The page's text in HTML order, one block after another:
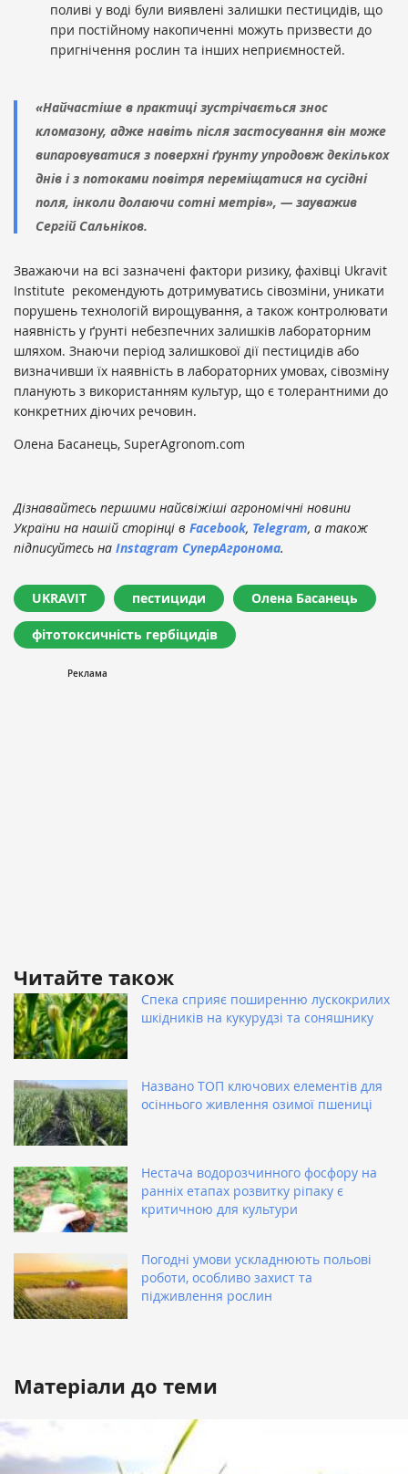
поливі у воді були виявлені залишки пестицидів, що
при постійному накопиченні можуть призвести до
пригнічення рослин та інших неприємностей.
«Найчастіше в практиці зустрічається знос
кломазону, адже навіть після застосування він може
випаровуватися з поверхні ґрунту упродовж декількох
днів і з потоками повітря переміщатися на сусідні
поля, інколи долаючи сотні метрів», — зауважив
Сергій Сальніков.
Зважаючи на всі зазначені фактори ризику, фахівці Ukravit
Institute рекомендують дотримуватись сівозміни, уникати
порушень технологій вирощування, а також контролювати
наявність у ґрунті небезпечних залишків лабораторним
шляхом. Знаючи період залишкової дії пестицидів або
визначивши їх наявність в лабораторних умовах, сівозміну
планують з використанням культур, що є толерантними до
конкретних діючих речовин.
Олена Басанець, SuperAgronom.com
Дізнавайтесь першими найсвіжіші агрономічні новини
України на нашій сторінці в Facebook, Telegram, а також
підписуйтесь на Instagram СуперАгронома.
UKRAVIT пестициди Олена Басанець
фітотоксичність гербіцидів
Читайте також
Спека сприяє поширенню лускокрилих
шкідників на кукурудзі та соняшнику
Названо ТОП ключових елементів для
осіннього живлення озимої пшениці
Нестача водорозчинного фосфору на
ранніх етапах розвитку ріпаку є
критичною для культури
Погодні умови ускладнюють польові
роботи, особливо захист та
підживлення рослин
Матеріали до теми